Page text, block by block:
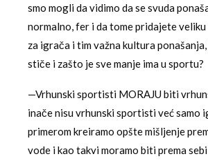
smo mogli da vidimo da se svuda
normalno, fer i da tome pridajete
za igrača i tim važna kultura
stiče i zašto je sve manje ima u sportu?
—Vrhunski sportisti MORAJU biti
inače nisu vrhunski sportisti već samo
primerom kreiramo opšte mišljenje
vode i kao takvi moramo biti prema